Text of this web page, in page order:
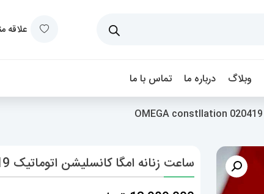
علاقه
وبلاگ درباره ما تماس با ما
ساعت زنانه امگا کانسلیشن اتوماتیک OMEGA constllation 020419